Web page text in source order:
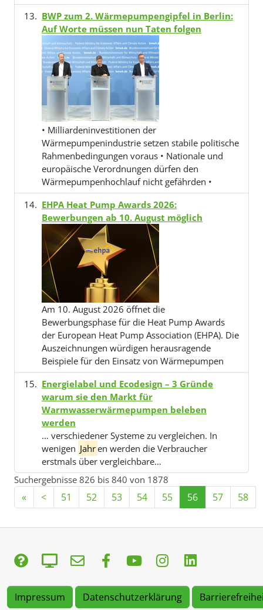
BWP zum 2. Wärmepumpengipfel in Berlin:
Auf Worte müssen nun Taten folgen
• Milliardeninvestitionen der
Wärmepumpenindustrie setzen stabile politische
Rahmenbedingungen voraus • Nationale und
europäische Verordnungen dürfen den
Wärmepumpenhochlauf nicht gefährden •
EHPA Heat Pump Awards 2026:
Bewerbungen ab 10. August möglich
Am 10. August 2026 öffnet die
Bewerbungsphase für die Heat Pump Awards
der European Heat Pump Association (EHPA). Die
Auszeichnungen würdigen herausragende
Beispiele für den Einsatz von Wärmepumpen
Energielabel und Ecodesign – 3 Gründe
warum sie den Markt für
Warmwasserwärmepumpen beleben
werden
… verschiedener Systeme zu vergleichen. In
wenigen Jahren werden die Verbraucher
erstmals über vergleichbare…
Suchergebnisse 826 bis 840 von 1878
« < 51 52 53 54 55 56 57 58
Impressum Datenschutzerklärung